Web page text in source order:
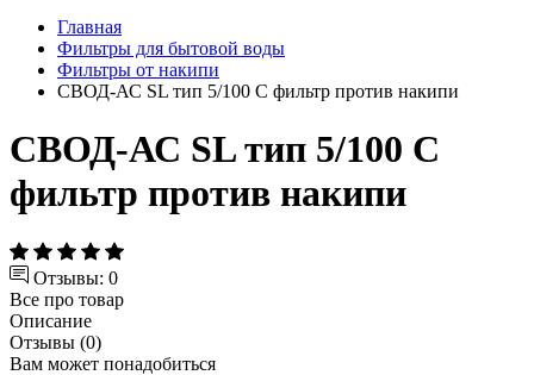
Главная
Фильтры для бытовой воды
Фильтры от накипи
СВОД-АС SL тип 5/100 С фильтр против накипи
СВОД-АС SL тип 5/100 С
фильтр против накипи
Отзывы: 0
Все про товар
Описание
Отзывы (0)
Вам может понадобиться